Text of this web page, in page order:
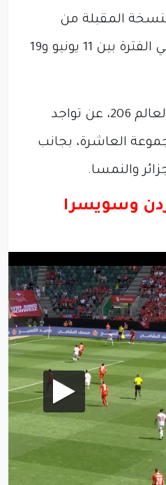
المقبلة من
بطولة كأس العالم، في الفترة بين 11 يونيو و19
وأسفرت قرعة كأس العالم 206، عن تواجد
العاشرة، بجانب
والنمسا.
وسويسرا